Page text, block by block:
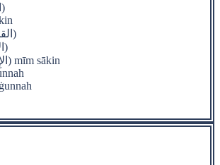
iẖfāʾ (الإِخْفَاء)
qalqala (القلقلة)
iqlāb (الإِقْلاَب)
idġām (الإِدْغَام) mīm sākin